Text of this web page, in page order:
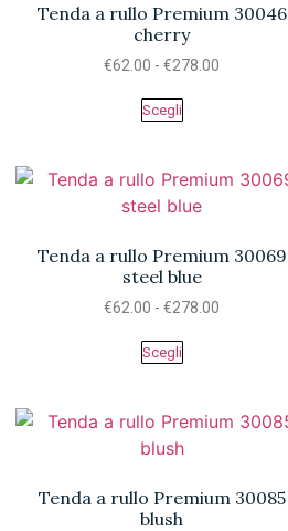
Tenda a rullo Premium 30046
cherry
€62.00 - €278.00
Scegli
Tenda a rullo Premium 30069
steel blue
€62.00 - €278.00
Scegli
Tenda a rullo Premium 30085
blush